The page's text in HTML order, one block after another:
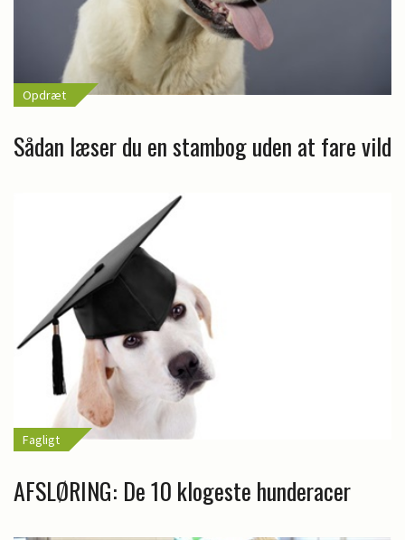
Opdræt
Sådan læser du en stambog uden at fare vild
Fagligt
AFSLØRING: De 10 klogeste hunderacer